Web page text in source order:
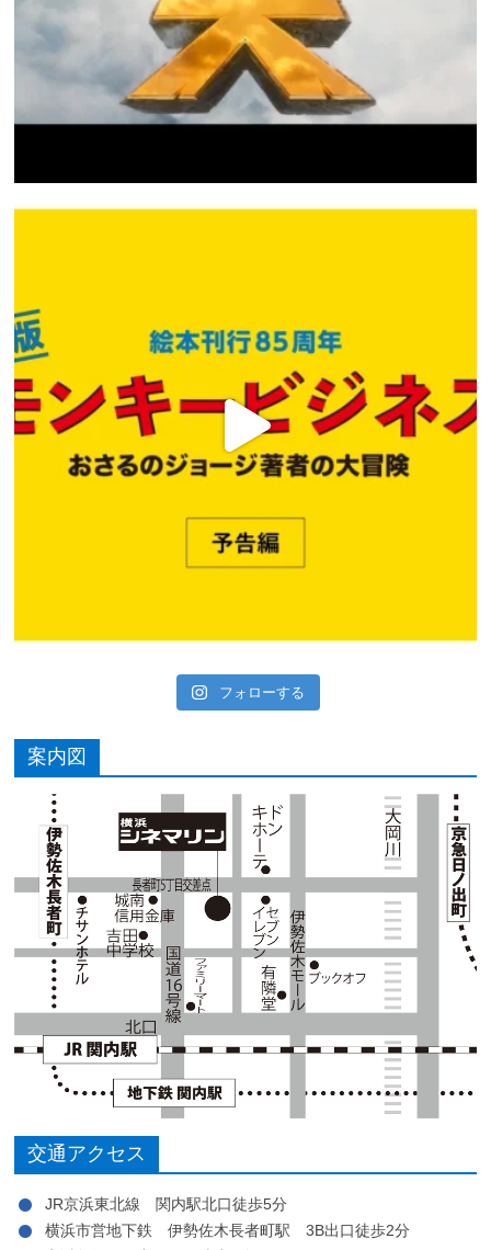
フォローする
案内図
交通アクセス
JR京浜東北線 関内駅北口徒歩5分
横浜市営地下鉄 伊勢佐木長者町駅 3B出口徒歩2分